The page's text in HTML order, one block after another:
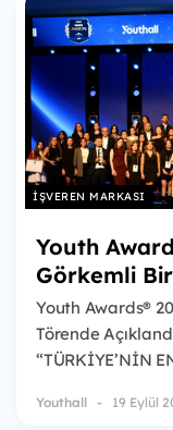
İŞVEREN MARKASI
Youth
Görkemli Bir
Youth Awards®
Törende
“TÜRKİYE’NİN
Youthall 19 Eylül